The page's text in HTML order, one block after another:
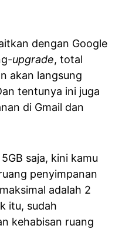
dengan Google
upgrade, total
akan langsung
tentunya ini juga
di Gmail dan
saja, kini kamu
penyimpanan
adalah 2
itu, sudah
kehabisan ruang